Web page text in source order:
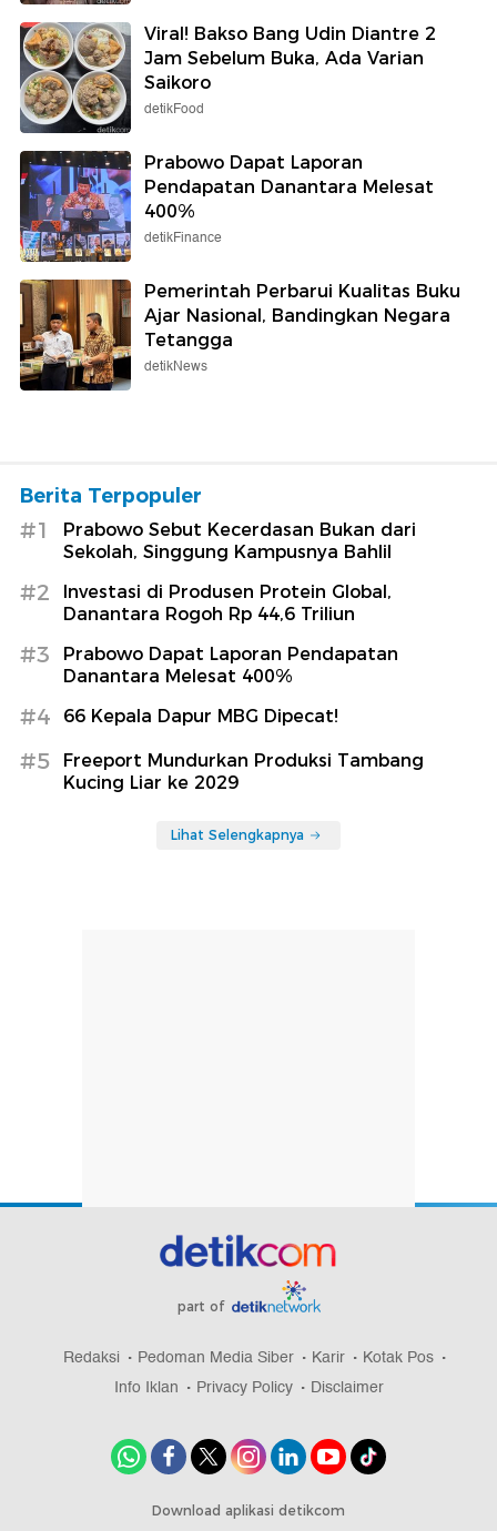
Viral! Bakso Bang Udin Diantre 2
Jam Sebelum Buka, Ada Varian
Saikoro
detikFood
Prabowo Dapat Laporan
Pendapatan Danantara Melesat
400%
detikFinance
Pemerintah Perbarui Kualitas Buku
Ajar Nasional, Bandingkan Negara
Tetangga
detikNews
Berita Terpopuler
#1
Prabowo Sebut Kecerdasan Bukan dari
Sekolah, Singgung Kampusnya Bahlil
#2
Investasi di Produsen Protein Global,
Danantara Rogoh Rp 44,6 Triliun
#3
Prabowo Dapat Laporan Pendapatan
Danantara Melesat 400%
#4 66 Kepala Dapur MBG Dipecat!
#5
Freeport Mundurkan Produksi Tambang
Kucing Liar ke 2029
Lihat Selengkapnya
part of
Redaksi Pedoman Media Siber Karir
Kotak Pos
Info Iklan
Privacy Policy Disclaimer
Download aplikasi detikcom